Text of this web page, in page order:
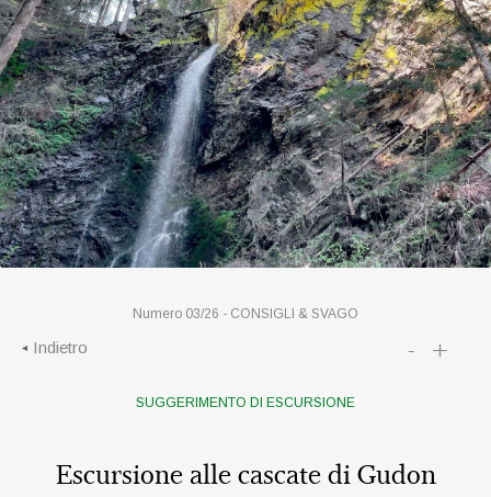
Numero 03/26 - CONSIGLI & SVAGO
Indietro - +
SUGGERIMENTO DI ESCURSIONE
Escursione alle cascate di Gudon